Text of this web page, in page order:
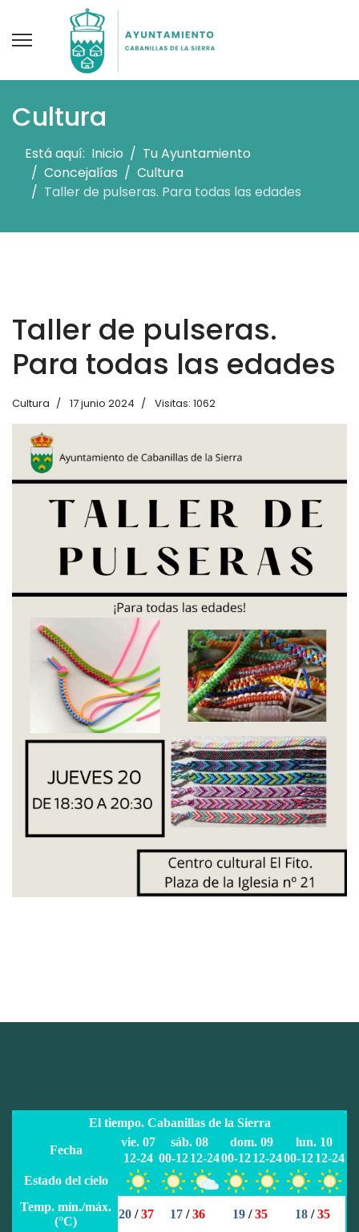
Cultura
Está aquí: Inicio
Tu Ayuntamiento
Concejalías
Cultura
Taller de pulseras. Para todas las edades
Taller de pulseras.
Para todas las edades
Cultura 17 junio 2024 Visitas: 1062